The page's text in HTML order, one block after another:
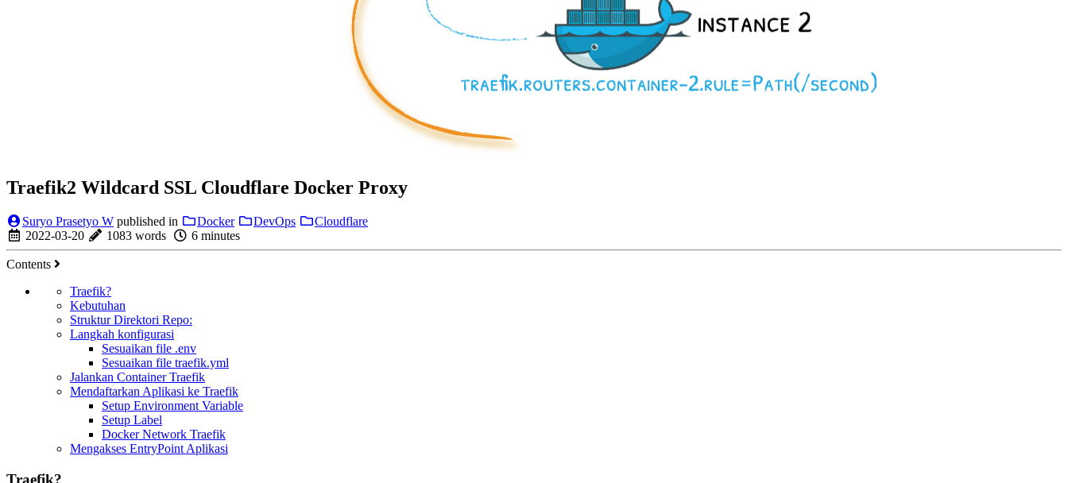
Traefik2 Wildcard SSL Cloudflare Docker Proxy
Suryo Prasetyo W published in Docker DevOps
Cloudflare
2022-03-20
1083 words 6 minutes
Contents
Traefik?
Kebutuhan
Struktur Direktori Repo:
Langkah konfigurasi
Sesuaikan file .env
Sesuaikan file traefik.yml
Jalankan Container Traefik
Mendaftarkan Aplikasi ke Traefik
Setup Environment Variable
Setup Label
Docker Network Traefik
Mengakses EntryPoint Aplikasi
Traefik?